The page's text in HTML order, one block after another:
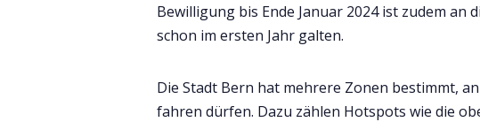
Bewilligung bis Ende Januar 2024 ist zudem an
schon im ersten Jahr galten.
Die Stadt Bern hat mehrere Zonen bestimmt,
fahren dürfen. Dazu zählen Hotspots wie die